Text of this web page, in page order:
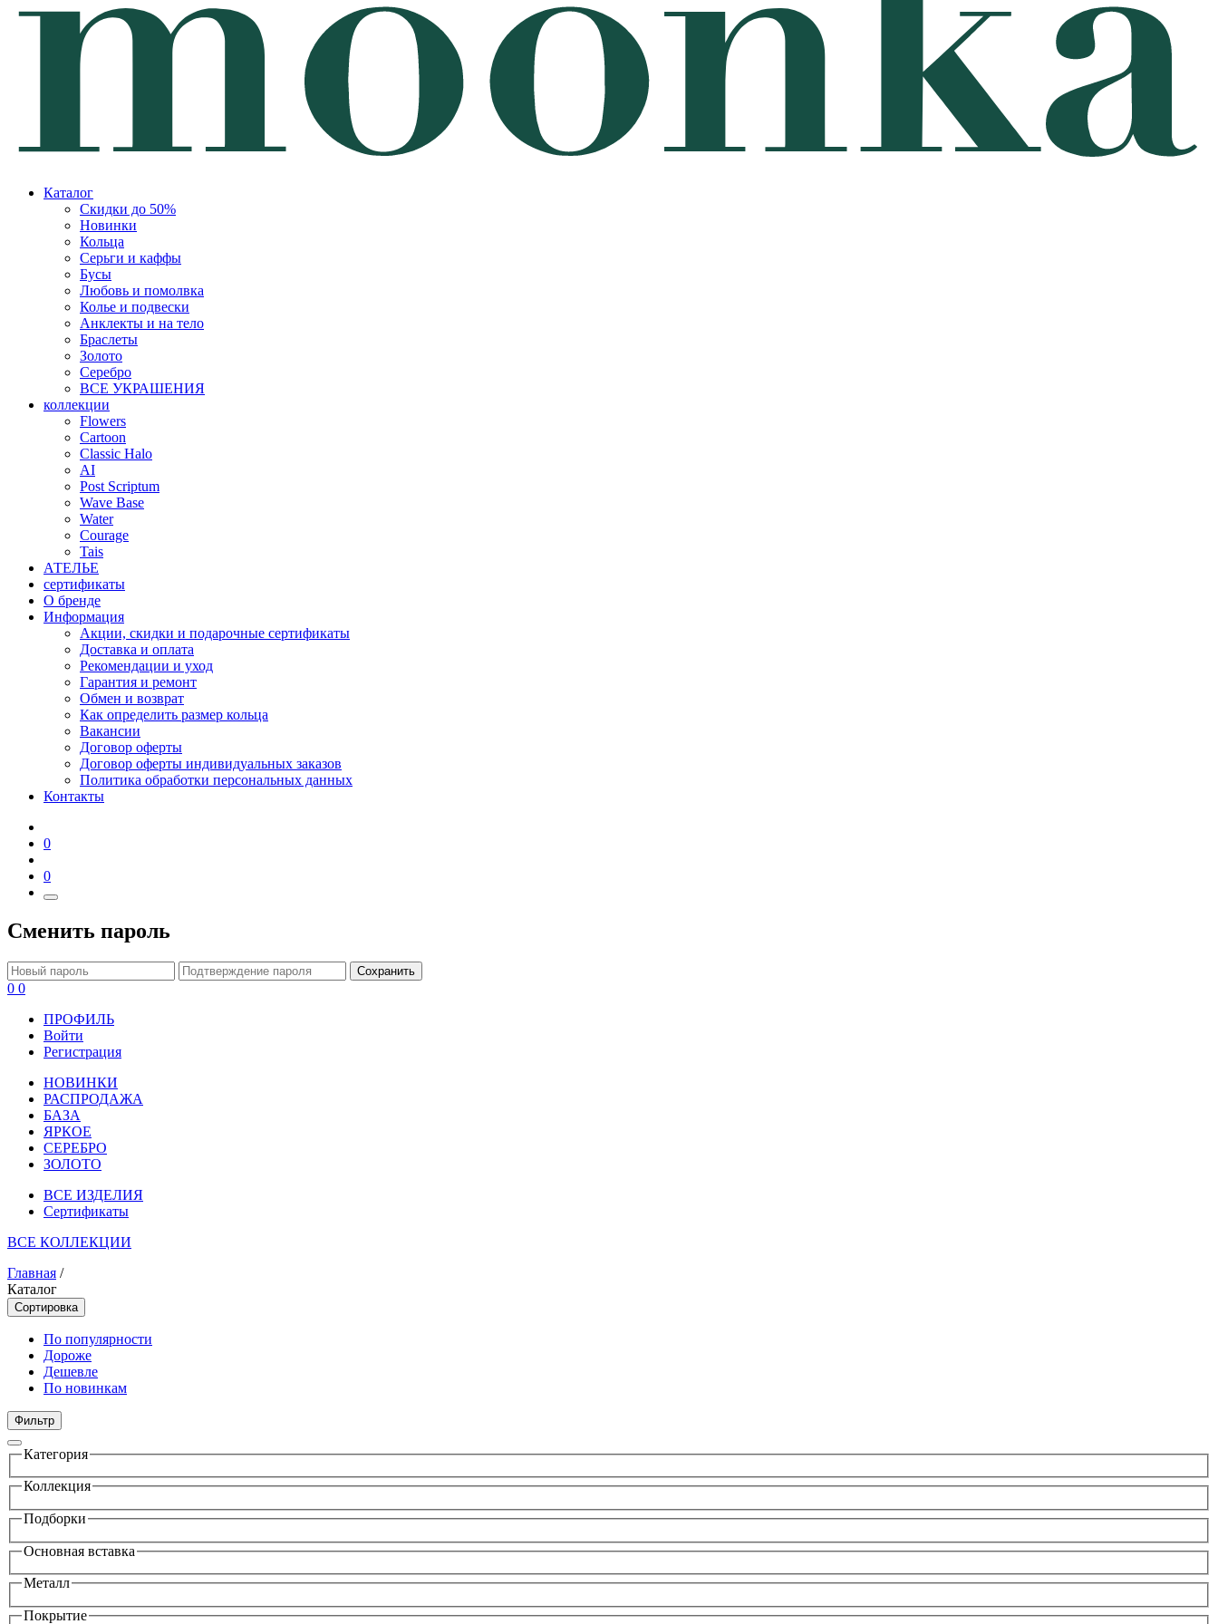
Каталог
Скидки до 50%
Новинки
Кольца
Серьги и каффы
Бусы
Любовь и помолвка
Колье и подвески
Анклекты и на тело
Браслеты
Золото
Серебро
ВСЕ УКРАШЕНИЯ
коллекции
Flowers
Cartoon
Classic Halo
AI
Post Scriptum
Wave Base
Water
Courage
Tais
АТЕЛЬЕ
сертификаты
О бренде
Информация
Акции, скидки и подарочные сертификаты
Доставка и оплата
Рекомендации и уход
Гарантия и ремонт
Обмен и возврат
Как определить размер кольца
Вакансии
Договор оферты
Договор оферты индивидуальных заказов
Политика обработки персональных данных
Контакты
0
0
Сменить пароль
Сохранить
0 0
ПРОФИЛЬ
Войти
Регистрация
НОВИНКИ
РАСПРОДАЖА
БАЗА
ЯРКОЕ
СЕРЕБРО
ЗОЛОТО
ВСЕ ИЗДЕЛИЯ
Сертификаты
ВСЕ КОЛЛЕКЦИИ
Главная /
Каталог
Сортировка
По популярности
Дороже
Дешевле
По новинкам
Фильтр
Категория
Коллекция
Подборки
Основная вставка
Металл
Покрытие